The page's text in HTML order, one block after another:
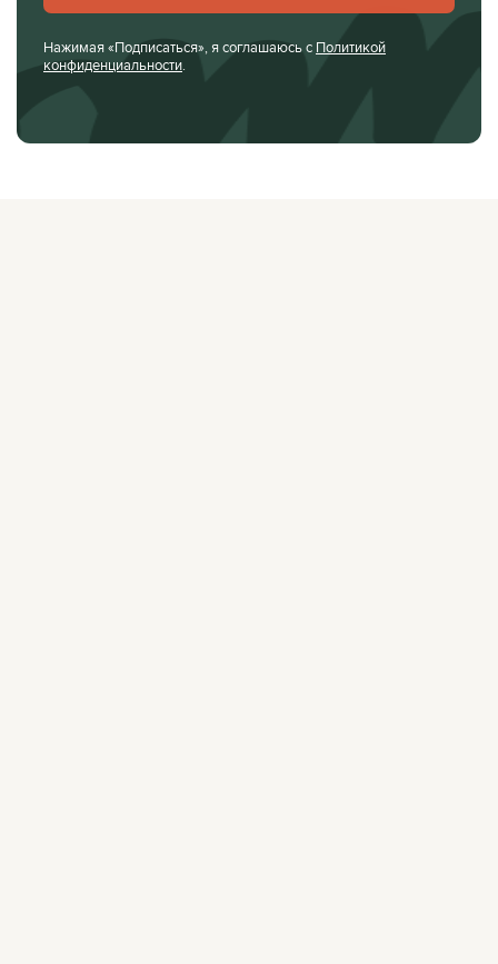
Нажимая «Подписаться», я соглашаюсь с Политикой
конфиденциальности.